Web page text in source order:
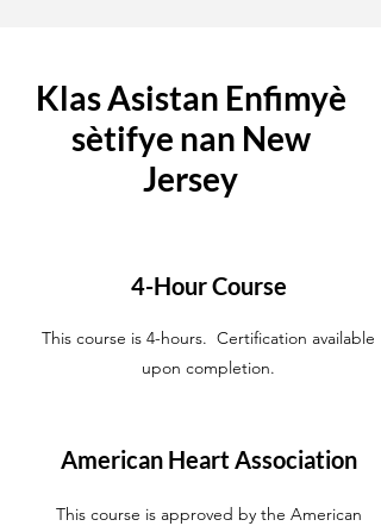
Klas Asistan Enfimyè
sètifye nan New
Jersey
4-Hour Course
This course is 4-hours. Certification available
upon completion.
American Heart Association
This course is approved by the American